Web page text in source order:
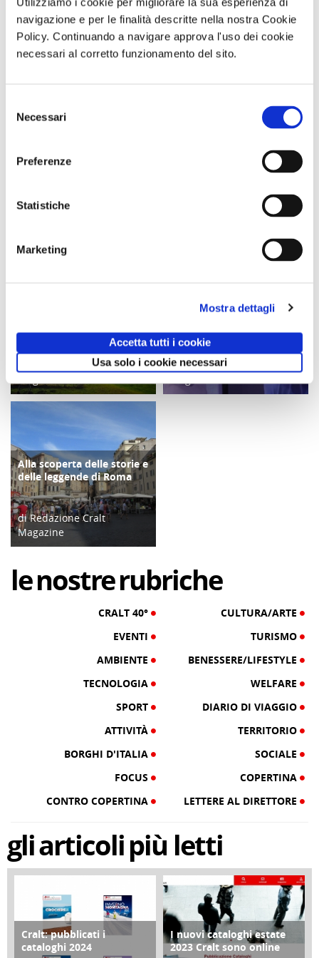
navigazione e per le finalità descritte nella nostra Cookie
Policy. Continuando a navigare approva l'uso dei cookie
necessari al corretto funzionamento del sito.
delNecessari
Preferenze
Statistiche
Marketing
Mostra dettagli
Accetta tutti i cookie
Usa solo i cookie necessari
Abbonameni
Trenitalia
Comunicato n. 23
SOGGIORNO A
CAORLE - Hotel
natura con
Sabato 12
Settembre 2026
ore 10:00
Comunicato n. 96
Napoli, 03 Agosto
è stata proposta dalla
Liguria
di Redazione Cralt
06/04/21
COPERTINA
Meeting delle famiglie
delle attività
di Redazione Cralt
ATTIVITÀ
Alla scoperta delle storie e
delle leggende di Roma
di Redazione Cralt
Magazine
lenostrerubriche
CRALT 40°
CULTURA/ARTE
EVENTI
TURISMO
AMBIENTE
BENESSERE/LIFESTYLE
TECNOLOGIA
WELFARE
SPORT
DIARIO DI VIAGGIO
ATTIVITÀ
TERRITORIO
BORGHI D'ITALIA
SOCIALE
FOCUS
COPERTINA
CONTRO COPERTINA
LETTERE AL DIRETTORE
gliarticolipiù letti
COPERTINA
Cralt: pubblicati i
cataloghi 2024
CONTRO COPERTINA
I nuovi cataloghi estate
2023 Cralt sono online